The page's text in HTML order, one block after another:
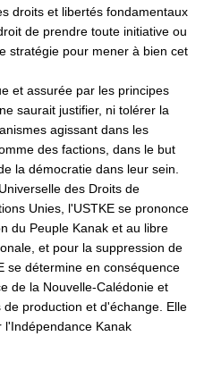
droits et libertés fondamentaux
de prendre toute initiative ou
stratégie pour mener à bien cet
et assurée par les principes
saurait justifier, ni tolérer la
agissant dans les
des factions, dans le but
la démocratie dans leur sein.
des Droits de
Unies, l'USTKE se prononce
du Peuple Kanak et au libre
et pour la suppression de
se détermine en conséquence
de la Nouvelle-Calédonie et
production et d'échange. Elle
Kanak